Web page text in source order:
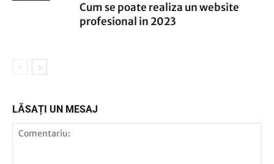
Cum se poate realiza un website
profesional in 2023
LĂSAȚI UN MESAJ